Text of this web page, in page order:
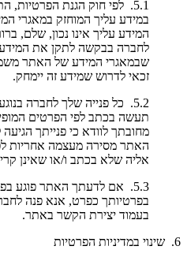
במידע עליך המוחזק במאגרי
המידע עליך אינו נכון, שלם,
לחברה בבקשה לתקן את
שבמאגרי המידע של האתר
זכאי לדרוש שמידע זה יימחק.
5.2. כל פנייה שלך לחברה
תעשה בכתב לפי הפרטים
מחובתך לוודא כי פנייתך
האתר מסירה מעצמה אחריות
אליה שלא בכתב ו/או שאינן
5.3. אם לדעתך האתר פוגע
בפרטיותך כפרט, אנא פנה
בעמוד יצירת הקשר באתר.
6. שינוי במדיניות הפרטיות